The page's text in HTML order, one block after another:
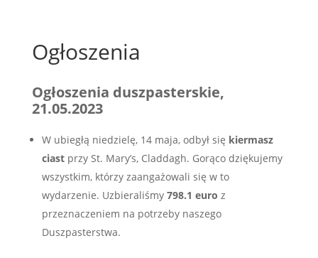
Ogłoszenia
Ogłoszenia duszpasterskie,
21.05.2023
W ubiegłą niedzielę, 14 maja, odbył się kiermasz
ciastprzy St. Mary’s, Claddagh. Gorąco dziękujemy
wszystkim, którzy zaangażowali się w to
wydarzenie. Uzbieraliśmy 798.1 euro z
przeznaczeniem na potrzeby naszego
Duszpasterstwa.